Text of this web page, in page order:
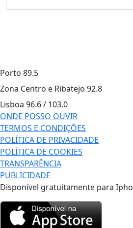
Porto 89.5
Zona Centro e Ribatejo 92.8
Lisboa 96.6 / 103.0
ONDE POSSO OUVIR
TERMOS E CONDIÇÕES
POLÍTICA DE PRIVACIDADE
POLÍTICA DE COOKIES
TRANSPARÊNCIA
PUBLICIDADE
Disponível gratuitamente para